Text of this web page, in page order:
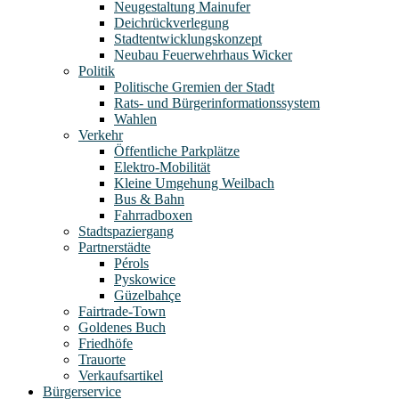
Neugestaltung Mainufer
Deichrückverlegung
Stadtentwicklungskonzept
Neubau Feuerwehrhaus Wicker
Politik
Politische Gremien der Stadt
Rats- und Bürgerinformationssystem
Wahlen
Verkehr
Öffentliche Parkplätze
Elektro-Mobilität
Kleine Umgehung Weilbach
Bus & Bahn
Fahrradboxen
Stadtspaziergang
Partnerstädte
Pérols
Pyskowice
Güzelbahçe
Fairtrade-Town
Goldenes Buch
Friedhöfe
Trauorte
Verkaufsartikel
Bürgerservice